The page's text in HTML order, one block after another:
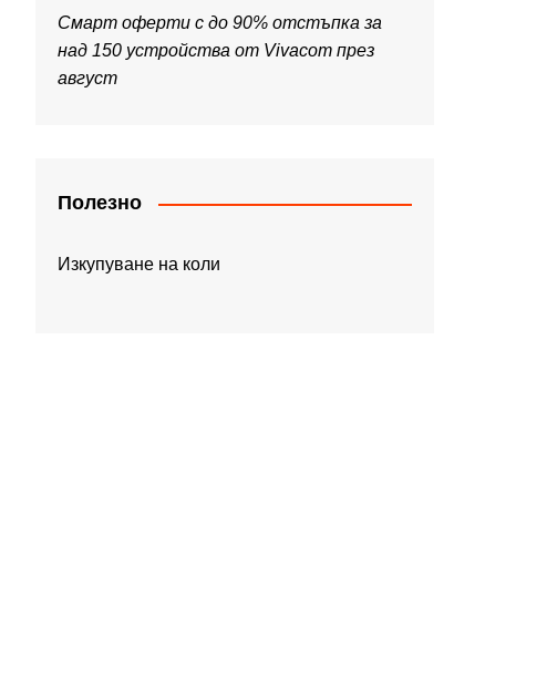
Смарт оферти с до 90% отстъпка за
над 150 устройства от Vivacom през
август
Полезно
Изкупуване на коли